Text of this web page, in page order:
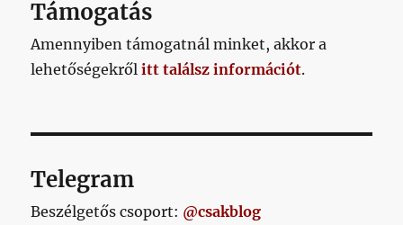
Támogatás
Amennyiben támogatnál minket, akkor a
lehetőségekrőlitt találsz információt.
Telegram
Beszélgetős csoport: @csakblog